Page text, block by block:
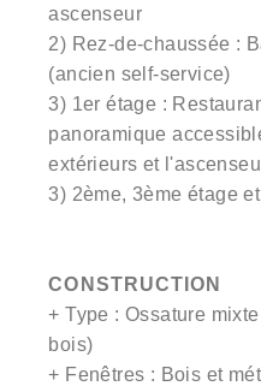
ascenseur
2) Rez-de-chaussée :
(ancien self-service)
3) 1er étage :
panoramique
extérieurs et
3) 2ème, 3ème étage
CONSTRUCTION
+ Type : Ossature
bois)
+ Fenêtres : Bois et